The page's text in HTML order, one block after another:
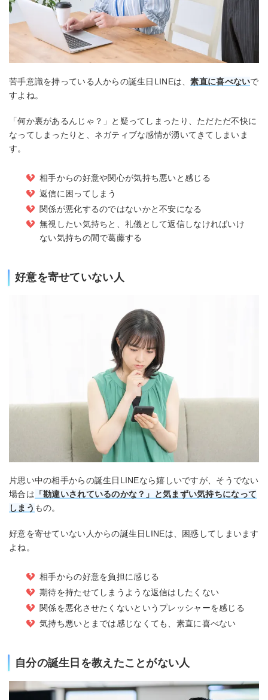
苦手意識を持っている人からの誕生日LINEは、素直に喜べないで
すよね。
「何か裏があるんじゃ？」と疑ってしまったり、ただただ不快に
なってしまったりと、ネガティブな感情が湧いてきてしまいま
す。
相手からの好意や関心が気持ち悪いと感じる
返信に困ってしまう
関係が悪化するのではないかと不安になる
無視したい気持ちと、礼儀として返信しなければいけ
ない気持ちの間で葛藤する
好意を寄せていない人
片思い中の相手からの誕生日LINEなら嬉しいですが、そうでない
場合は 「勘違いされているのかな？」と気まずい気持ちになって
しまう もの。
好意を寄せていない人からの誕生日LINEは、困惑してしまいます
よね。
相手からの好意を負担に感じる
期待を持たせてしまうような返信はしたくない
関係を悪化させたくないというプレッシャーを感じる
気持ち悪いとまでは感じなくても、素直に喜べない
自分の誕生日を教えたことがない人